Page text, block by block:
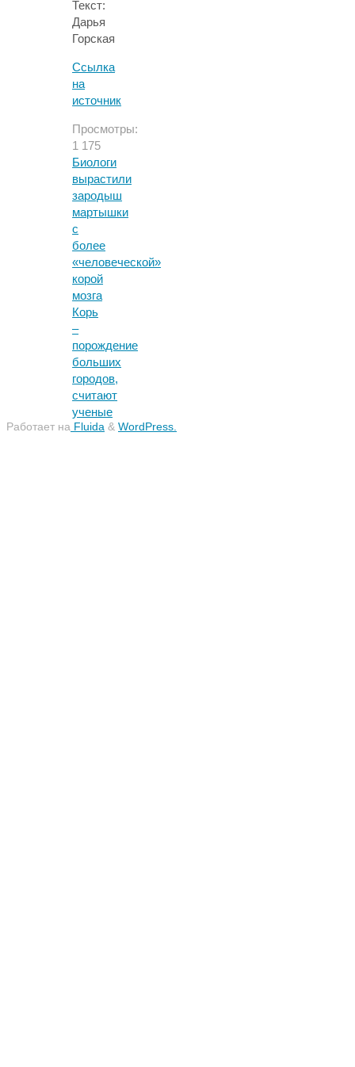
Текст:
Дарья
Горская
Ссылка
на
источник
Просмотры:
1 175
Биологи
вырастили
зародыш
мартышки
с
более
«человеческой»
корой
мозга
Корь
–
порождение
больших
городов,
считают
ученые
Работает на Fluida & WordPress.